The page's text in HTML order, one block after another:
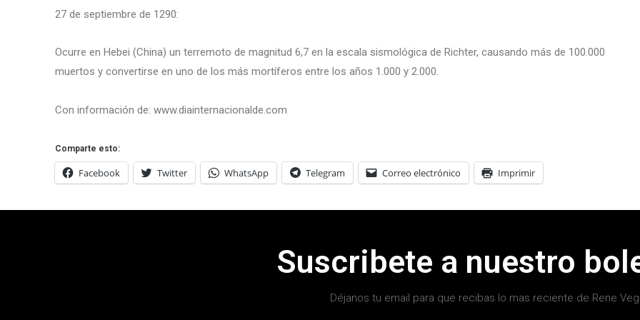
27 de septiembre de 1290:
Ocurre en Hebei (China) un terremoto de magnitud 6,7 en la escala sismológica de Richter, causando más de 100.000
muertos y convertirse en uno de los más mortíferos entre los años 1.000 y 2.000.
Con información de: www.diainternacionalde.com
Comparte esto:
Facebook Twitter WhatsApp Telegram Correo electrónico Imprimir
Suscribete a nuestro
Déjanos tu email para que recibas lo mas reciente de Rene